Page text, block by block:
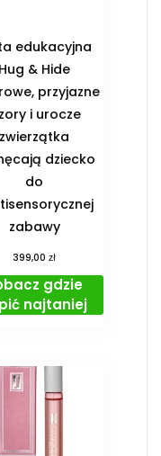
edukacyjna
Hug & Hide
przyjazne
i urocze
zwierzątka
dziecko
do
zabawy
399,00zł
gdzie
najtaniej